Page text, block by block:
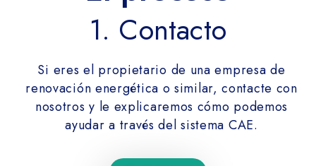
1. Contacto
Si eres el propietario de una empresa de
renovación energética o similar, contacte con
nosotros y le explicaremos cómo podemos
ayudar a través del sistema CAE.